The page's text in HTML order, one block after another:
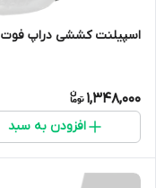
اسپیلنت کششی دراپ فوت
1,348,000
افزودن به سبد